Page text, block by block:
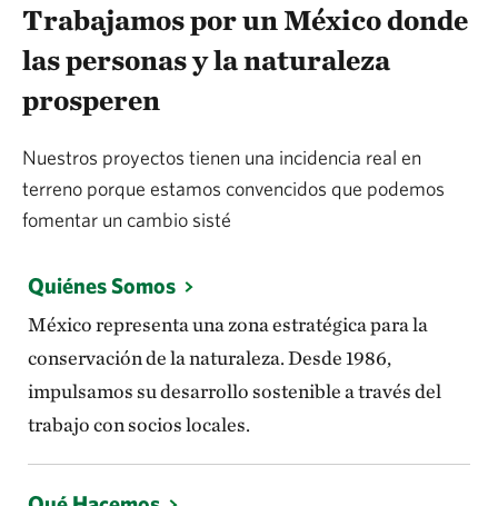
Trabajamos por un México donde
las personas y la naturaleza
prosperen
Nuestros proyectos tienen una incidencia real en
terreno porque estamos convencidos que podemos
fomentar un cambio sisté
Quiénes Somos
México representa una zona estratégica para la
conservación de la naturaleza. Desde 1986,
impulsamos su desarrollo sostenible a través del
trabajo con socios locales.